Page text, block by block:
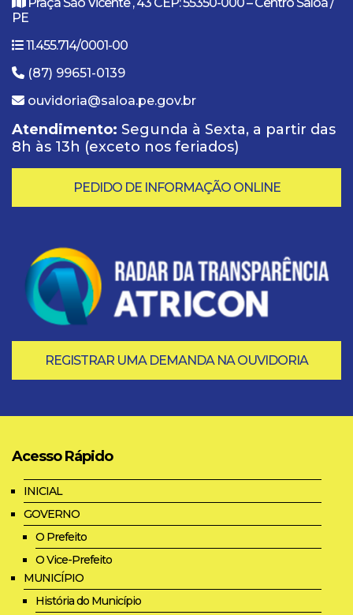
PE
11.455.714/0001-00
(87) 99651-0139
ouvidoria@saloa.pe.gov.br
Atendimento: Segunda à Sexta, a partir das
8h às 13h (exceto nos feriados)
PEDIDO DE INFORMAÇÃO ONLINE
REGISTRAR UMA DEMANDA NA OUVIDORIA
Acesso Rápido
INICIAL
GOVERNO
O Prefeito
O Vice-Prefeito
MUNICÍPIO
História do Município